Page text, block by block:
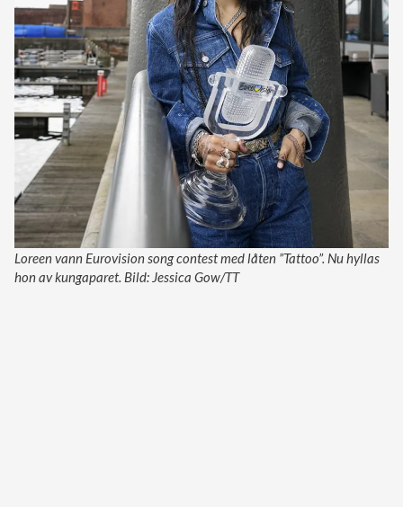
Loreen vann Eurovision song contest med låten ”Tattoo”. Nu hyllas
hon av kungaparet. Bild: Jessica Gow/TT